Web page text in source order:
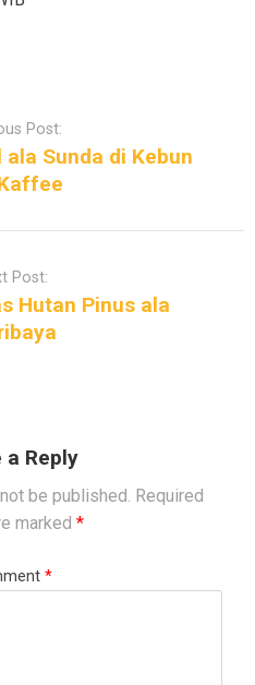
Post:
Sunda di Kebun
Post:
Hutan Pinus ala
a Reply
be published. Required
marked *
*